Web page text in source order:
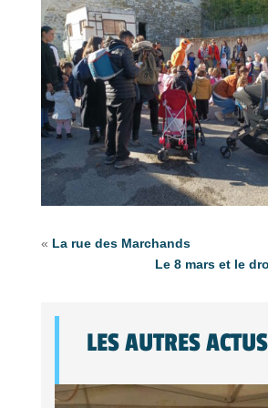
« La rue des Marchands
Le 8 mars et le
LES AUTRES ACTUS